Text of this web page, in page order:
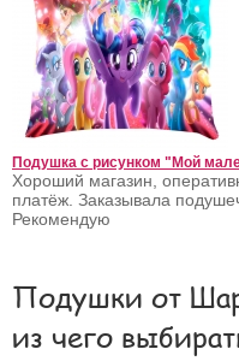
Подушка с рисунком "Мой
Хороший магазин,
платёж. Заказывала
Рекомендую
Подушки от
из чего